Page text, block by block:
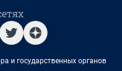
и государственных органов